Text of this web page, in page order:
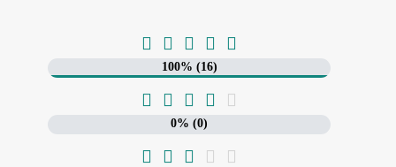
    
100% (16)
    
0% (0)
    